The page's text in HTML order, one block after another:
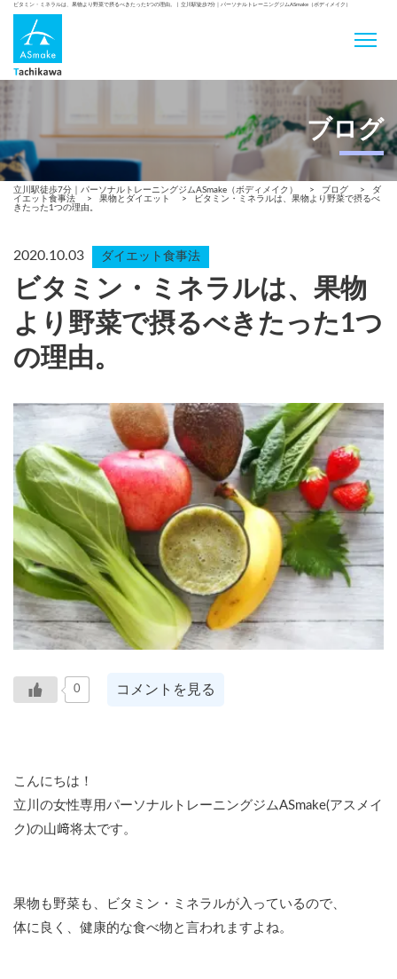
ビタミン・ミネラルは、果物より野菜で摂るべきたった1つの理由。 | 立川駅徒歩7分｜パーソナルトレーニングジムASmake（ボディメイク）
ブログ
立川駅徒歩7分｜パーソナルトレーニングジムASmake（ボディメイク） > ブログ >
ダ
イエット食事法
> 果物とダイエット >
ビタミン・ミネラルは、果物より野菜で摂るべ
きたった1つの理由。
2020.10.03 ダイエット食事法
ビタミン・ミネラルは、果物
より野菜で摂るべきたった1つ
の理由。
0 コメントを見る
こんにちは！
立川の女性専用パーソナルトレーニングジムASmake(アスメイ
ク)の山﨑将太です。
果物も野菜も、ビタミン・ミネラルが入っているので、
体に良く、健康的な食べ物と言われますよね。